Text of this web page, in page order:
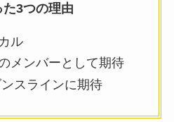
3つの理由
ル
メンバーとして期待
スラインに期待